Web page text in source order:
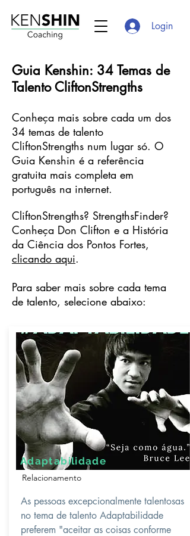
Login
Guia Kenshin: 34 Temas de
Talento CliftonStrengths
Conheça mais sobre cada um dos
34 temas de talento
CliftonStrengths num lugar só. O
Guia Kenshin é a referência
gratuita mais completa em
português na internet.
CliftonStrengths? StrengthsFinder?
Conheça Don Clifton e a História
da Ciência dos Pontos Fortes,
clicando aqui.
Para saber mais sobre cada tema
de talento, selecione abaixo:
Adaptabilidade
Relacionamento
As pessoas excepcionalmente talentosas
no tema de talento Adaptabilidade
preferem "aceitar as coisas conforme